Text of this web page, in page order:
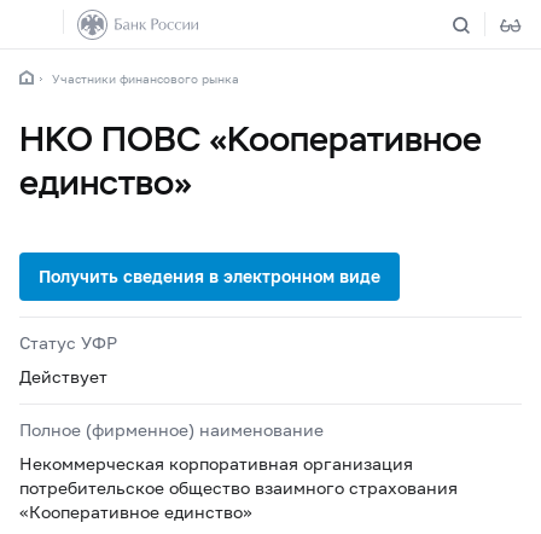
Участники финансового рынка
НКО ПОВС «Кооперативное
единство»
Статус УФР
Действует
Полное (фирменное) наименование
Некоммерческая корпоративная организация
потребительское общество взаимного страхования
«Кооперативное единство»